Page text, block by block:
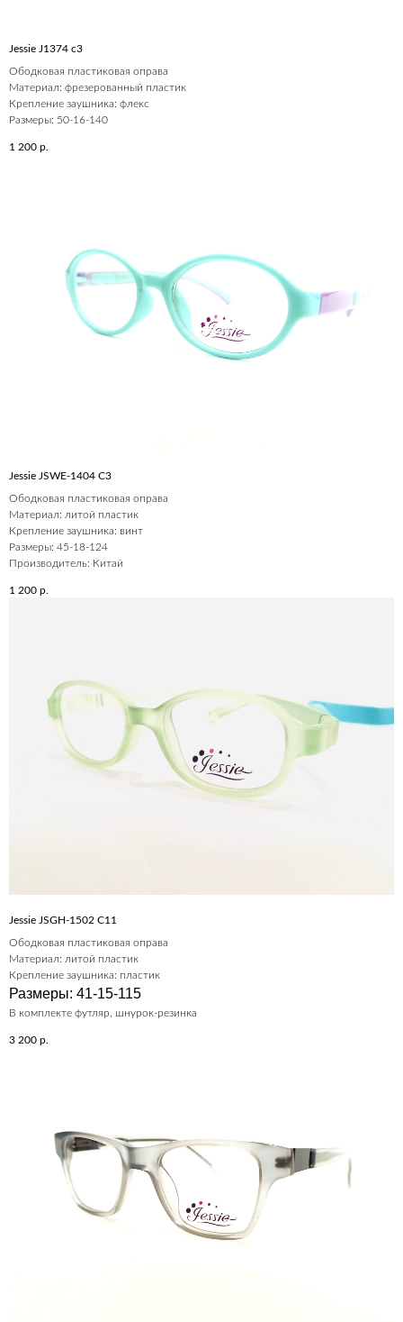
Jessie J1374 c3
Ободковая пластиковая оправа
Материал: фрезерованный пластик
Крепление заушника: флекс
Размеры: 50-16-140
1 200 р.
Jessie JSWE-1404 С3
Ободковая пластиковая оправа
Материал: литой пластик
Крепление заушника: винт
Размеры: 45-18-124
Производитель: Китай
1 200 р.
Jessie JSGH-1502 C11
Ободковая пластиковая оправа
Материал: литой пластик
Крепление заушника: пластик
Размеры: 41-15-115
В комплекте футляр, шнурок-резинка
3 200 р.